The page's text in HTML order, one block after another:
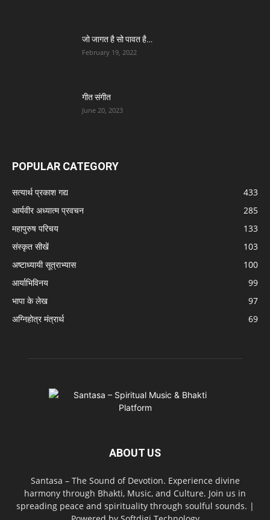
जो जागत है सो पावत है…
February 19, 2022
गीत संगीत
June 20, 2023
POPULAR CATEGORY
सत्यार्थ प्रकाश गद्य
433
आर्यवीर अध्यात्म प्रवचन
285
महापुरुष परिचय
133
संस्कृत सीखें
103
अष्टाध्यायी सूत्राभ्यास
100
आर्याभिविनय
99
भापा के लेख
97
अग्निहोत्र मंत्रार्थ
69
ABOUT US
Santasa – The Sound of Devotion. Experience divine
harmony through Bhakti, Music, and Culture. Join us in
spreading peace and spirituality through soulful sounds. |